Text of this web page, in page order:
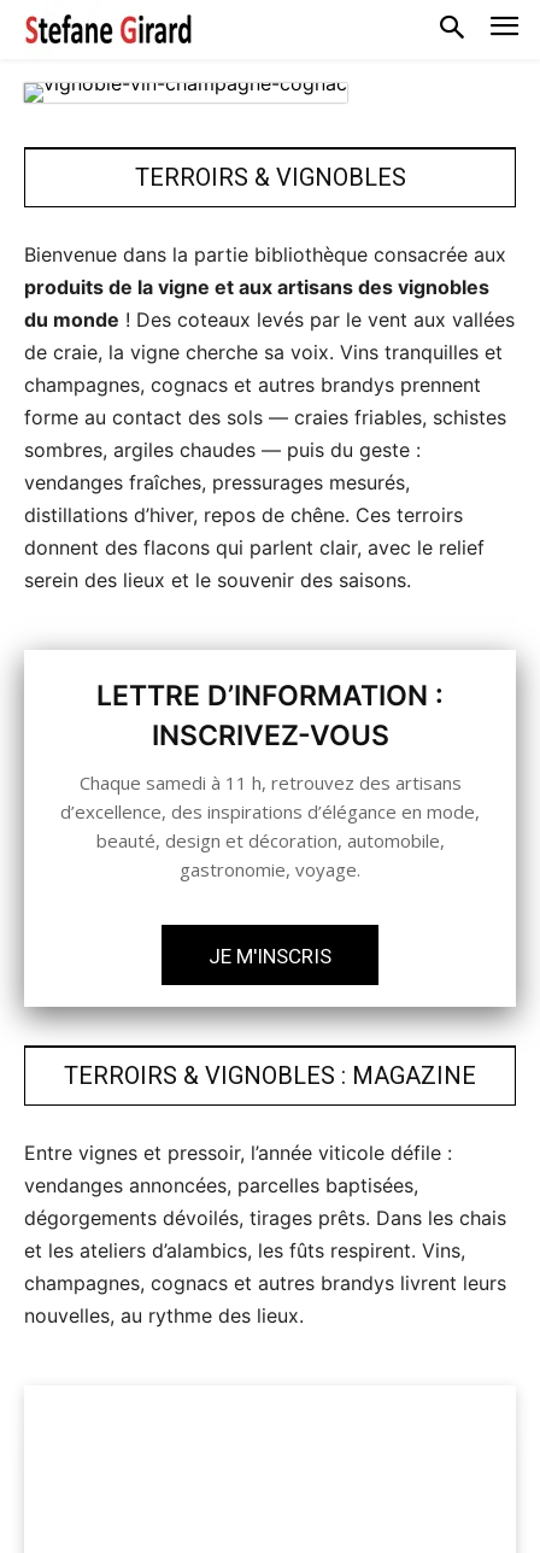
TERROIRS & VIGNOBLES
Bienvenue dans la partie bibliothèque consacrée aux
produits de la vigne et aux artisans des vignobles
du monde ! Des coteaux levés par le vent aux vallées
de craie, la vigne cherche sa voix. Vins tranquilles et
champagnes, cognacs et autres brandys prennent
forme au contact des sols — craies friables, schistes
sombres, argiles chaudes — puis du geste :
vendanges fraîches, pressurages mesurés,
distillations d’hiver, repos de chêne. Ces terroirs
donnent des flacons qui parlent clair, avec le relief
serein des lieux et le souvenir des saisons.
LETTRE D’INFORMATION :
INSCRIVEZ-VOUS
Chaque samedi à 11 h, retrouvez des artisans
d’excellence, des inspirations d’élégance en mode,
beauté, design et décoration, automobile,
gastronomie, voyage.
JE M'INSCRIS
TERROIRS & VIGNOBLES : MAGAZINE
Entre vignes et pressoir, l’année viticole défile :
vendanges annoncées, parcelles baptisées,
dégorgements dévoilés, tirages prêts. Dans les chais
et les ateliers d’alambics, les fûts respirent. Vins,
champagnes, cognacs et autres brandys livrent leurs
nouvelles, au rythme des lieux.